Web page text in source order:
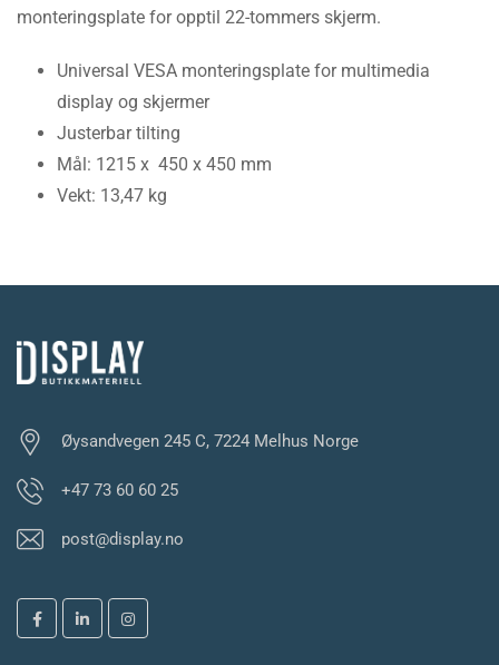
monteringsplate for opptil 22-tommers skjerm.
Universal VESA monteringsplate for multimedia
display og skjermer
Justerbar tilting
Mål: 1215 x 450 x 450 mm
Vekt: 13,47 kg
Øysandvegen 245 C, 7224 Melhus Norge
+47 73 60 60 25
post@display.no